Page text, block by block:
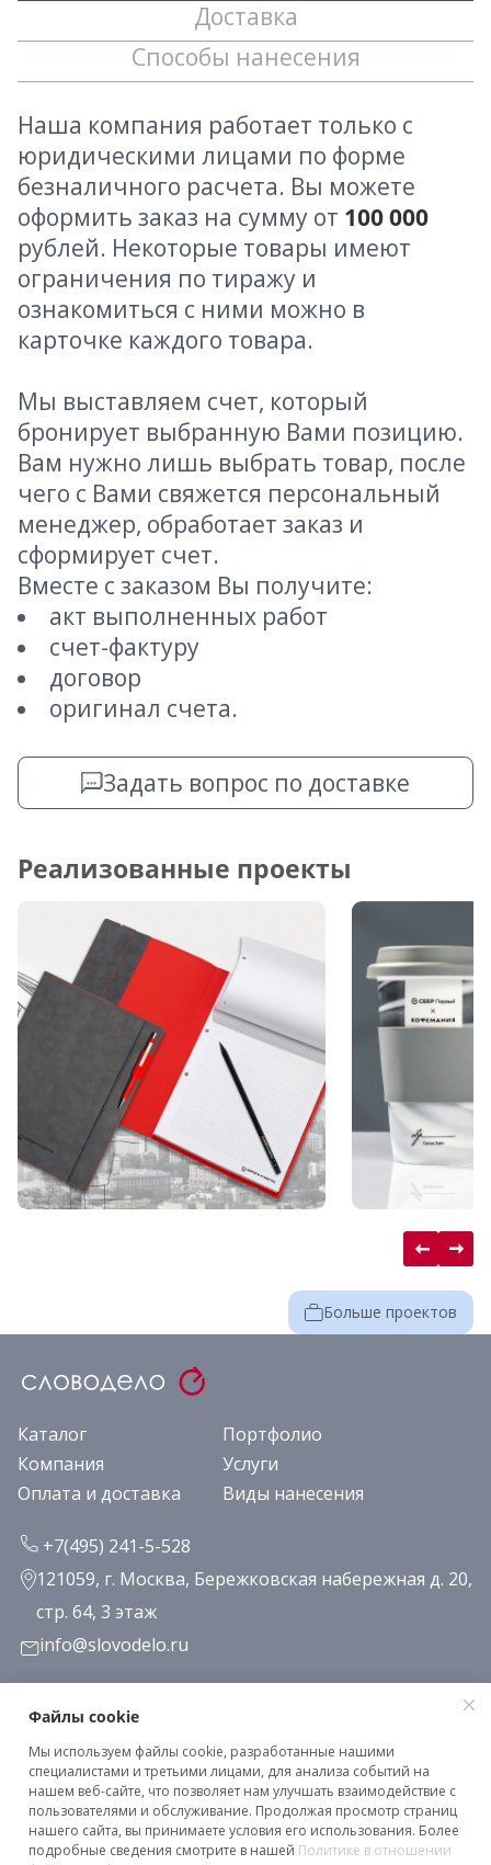
Доставка
Способы нанесения
Наша компания работает только с
юридическими лицами по форме
безналичного расчета. Вы можете
оформить заказ на сумму от 100 000
рублей. Некоторые товары имеют
ограничения по тиражу и
ознакомиться с ними можно в
карточке каждого товара.
Мы выставляем счет, который
бронирует выбранную Вами позицию.
Вам нужно лишь выбрать товар, после
чего с Вами свяжется персональный
менеджер, обработает заказ и
сформирует счет.
Вместе с заказом Вы получите:
акт выполненных работ
счет-фактуру
договор
оригинал счета.
Задать вопрос по доставке
Реализованные проекты
Больше проектов
Каталог
Портфолио
Компания
Услуги
Оплата и доставка
Виды нанесения
+7(495) 241-5-528
121059, г. Москва, Бережковская набережная д. 20,
стр. 64, 3 этаж
info@slovodelo.ru
Заказать звонок
Подписаться на рассылку
Клиентское соглашение
Файлы cookie
Мы используем файлы cookie, разработанные нашими
специалистами и третьими лицами, для анализа событий на
нашем веб-сайте, что позволяет нам улучшать взаимодействие с
пользователями и обслуживание. Продолжая просмотр страниц
нашего сайта, вы принимаете условия его использования. Более
подробные сведения смотрите в нашей Политике в отношении